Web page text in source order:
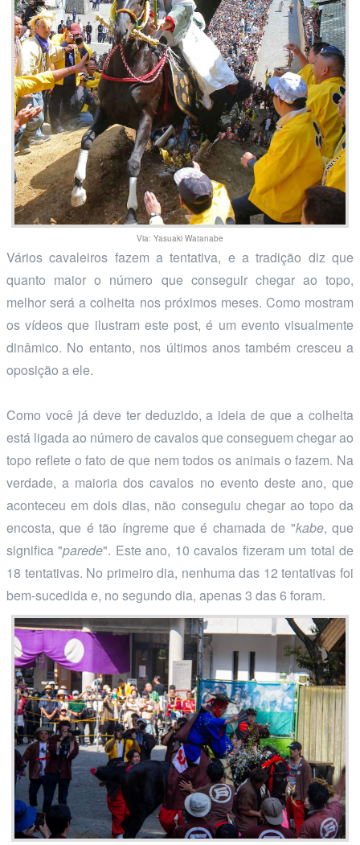
Via: Yasuaki Watanabe
Vários cavaleiros fazem a tentativa, e a tradição diz que
quanto maior o número que conseguir chegar ao topo,
melhor será a colheita nos próximos meses. Como mostram
os vídeos que ilustram este post, é um evento visualmente
dinâmico. No entanto, nos últimos anos também cresceu a
oposição a ele.
Como você já deve ter deduzido, a ideia de que a colheita
está ligada ao número de cavalos que conseguem chegar ao
topo reflete o fato de que nem todos os animais o fazem. Na
verdade, a maioria dos cavalos no evento deste ano, que
aconteceu em dois dias, não conseguiu chegar ao topo da
encosta, que é tão íngreme que é chamada de "kabe, que
significa "parede". Este ano, 10 cavalos fizeram um total de
18 tentativas. No primeiro dia, nenhuma das 12 tentativas foi
bem-sucedida e, no segundo dia, apenas 3 das 6 foram.